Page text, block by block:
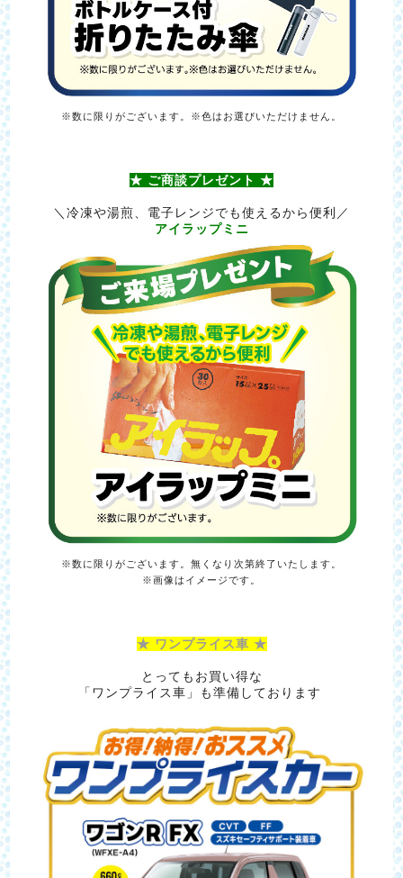
※数に限りがございます。※色はお選びいただけません。
★ ご商談プレゼント ★
＼冷凍や湯煎、電子レンジでも使えるから便利／
アイラップミニ
※数に限りがございます。無くなり次第終了いたします。
※画像はイメージです。
★ ワンプライス車 ★
とってもお買い得な
「ワンプライス車」も準備しております